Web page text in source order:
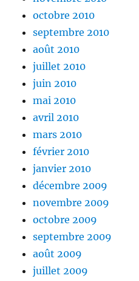
octobre 2010
septembre 2010
août 2010
juillet 2010
juin 2010
mai 2010
avril 2010
mars 2010
février 2010
janvier 2010
décembre 2009
novembre 2009
octobre 2009
septembre 2009
août 2009
juillet 2009